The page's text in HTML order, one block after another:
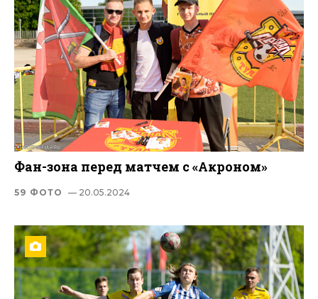
Фан-зона перед матчем с «Акроном»
59 ФОТО — 20.05.2024